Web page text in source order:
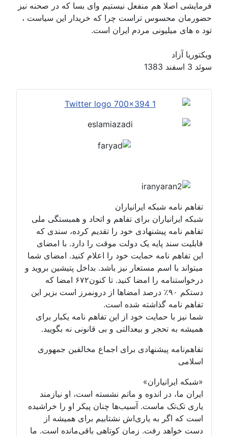
فرمایشی اصلا هم منفعل نیستیم وای بسا که در صحنه نیز
حضورمان محسوس تراست چرا که خریدار این سیاست ،
تود ه های میلیونی مردم ایران است.
ویکتوریا آزاد
سوئد 3 اسفند 1383
تفاهم نامه شبکه ایرانیاران
شبکه ایرانیاران برای تفاهم و اتحاد و همبستگی ملی
تفاهم نامه پیشنهادی خود را تقدیم کرده، سندی که
قابلیت سند پایه یک دولت موقت را دارد. با امضای
این تفاهم نامه حمایت خود را اعلام کنید. امضای شما
میتواند با اسم مستعار نیز باشد. بداخل پتیشین بروید و
درخواستنامه را امضا کنید. تا کنون۶۷۲ امضا که
دستکم ۹۰٪ درصد امضاها از درونمرز است بزیر این
تفاهم نامه گذاشته شده است.
شما نیز با حمایت خود از این تفاهم نامه یکبار برای
همیشه به تحجر و بیعدالتی و بی قانونی نه بگویید.
تفاهم‌نامه پیشنهادی برای اجماع مخالفین جمهوری
اسلامی
«شبکه ایرانیاران»
ایران ما، در اندوه و ماتم نشسته است، او نیازمند
یاری تک‌تک ماست. آسیب‌ها چنان پیکر او را خراشیده
است که اگر به یاری‌اش نشتابیم برای همیشه از
دست خواهد رفت. زمان کوتاهی باقی‌مانده است. ما